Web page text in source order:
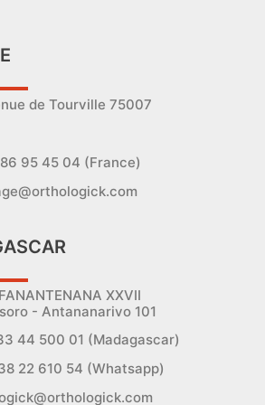
de Tourville 75007
95 45 04 (France)
XXVII
- Antananarivo 101
44 500 01 (Madagascar)
22 610 54 (Whatsapp)